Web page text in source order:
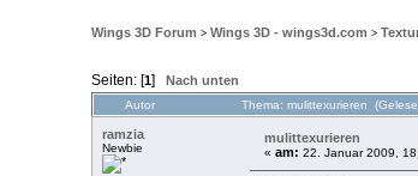
Wings 3D Forum > Wings 3D - wings3d.com >
Seiten: [1] Nach unten
Autor Thema: mulittexurieren
ramzia
Newbie
mulittexurieren
« am: 22. Januar 2009,